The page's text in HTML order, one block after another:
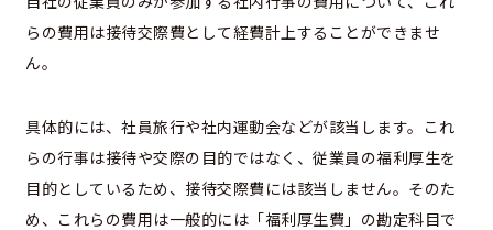
らの費用は接待交際費として経費計上することができませ
ん。
具体的には、社員旅行や社内運動会などが該当します。これ
らの行事は接待や交際の目的ではなく、従業員の福利厚生を
目的としているため、接待交際費には該当しません。そのた
め、これらの費用は一般的には「福利厚生費」の勘定科目で